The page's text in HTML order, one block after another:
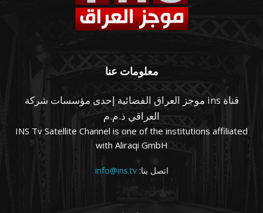
معلومات عنا
قناة ins موجز العراق الفضائية إحدى مؤسسات شركة
العراقي ذ.م.م
INS Tv Satellite Channel is one of the institutions affiliated
with Aliraqi GmbH
اتصل بنا:info@ins.tv